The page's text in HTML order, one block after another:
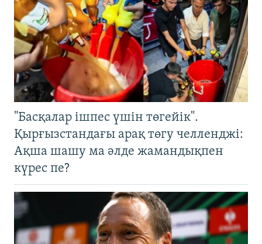
"Басқалар ішпес үшін төгейік".
Қырғызстандағы арақ төгу челленджі:
Ақша шашу ма әлде жамандықпен
күрес пе?